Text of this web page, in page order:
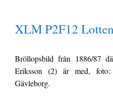
XLM P2F12
Bröllopsbild från 1886/87
Eriksson (2) är med, foto:
Gävleborg.